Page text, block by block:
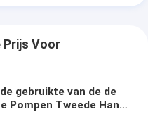
Prijs Voor
gebruikte van de de
Pompen Tweede Hand